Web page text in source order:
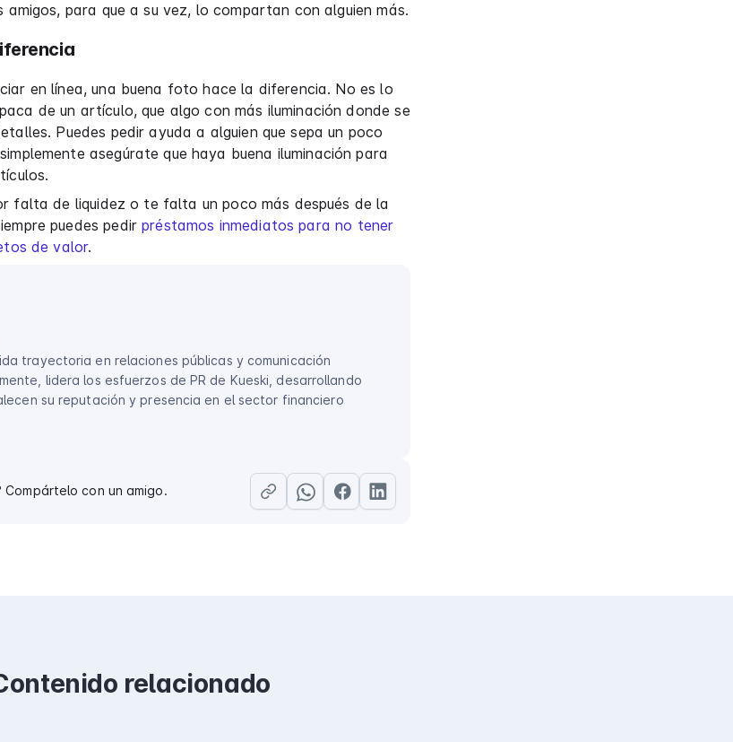
para que a su vez, lo compartan con alguien más.
en línea, una buena foto hace la diferencia. No es lo
de un artículo, que algo con más iluminación donde se
Puedes pedir ayuda a alguien que sepa un poco
asegúrate que haya buena iluminación para
falta de liquidez o te falta un poco más después de la
puedes pedirpréstamos inmediatos para no tener
de valor.
trayectoria en relaciones públicas y comunicación
lidera los esfuerzos de PR de Kueski, desarrollando
su reputación y presencia en el sector financiero
con un amigo.
relacionado